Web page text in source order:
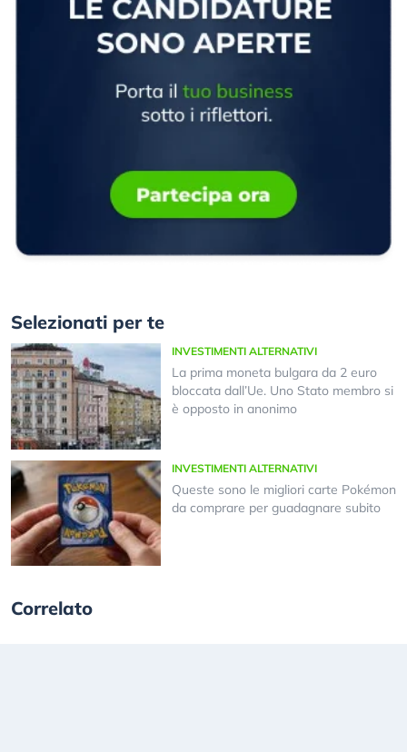
Selezionati per te
INVESTIMENTI ALTERNATIVI
La prima moneta bulgara da 2 euro
bloccata dall’Ue. Uno Stato membro si
è opposto in anonimo
INVESTIMENTI ALTERNATIVI
Queste sono le migliori carte Pokémon
da comprare per guadagnare subito
Correlato